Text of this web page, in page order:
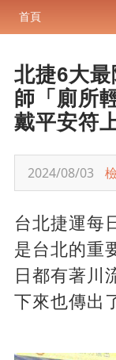
首頁
北捷6大
師「廁所
戴平安符
2024/08/03
台北捷運每
是台北的重
日都有著川
下來也傳出